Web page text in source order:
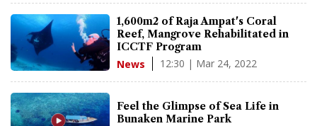
1,600m2 of Raja Ampat's Coral
Reef, Mangrove Rehabilitated in
ICCTF Program
News 12:30 | Mar 24, 2022
Feel the Glimpse of Sea Life in
Bunaken Marine Park